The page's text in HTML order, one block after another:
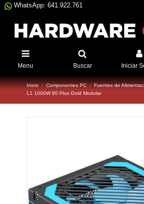
WhatsApp: 641.922.761
Menu Buscar Iniciar
Inicio Componentes PC Fuentes de
L1 1000W 80 Plus Gold Modular